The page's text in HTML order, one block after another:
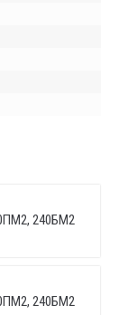
240БМ2
240БМ2